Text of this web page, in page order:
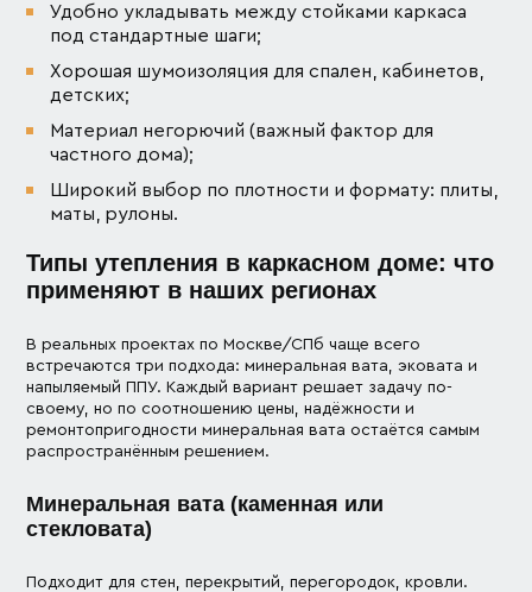
Удобно укладывать между стойками каркаса
под стандартные шаги;
Хорошая шумоизоляция для спален, кабинетов,
детских;
Материал негорючий (важный фактор для
частного дома);
Широкий выбор по плотности и формату: плиты,
маты, рулоны.
Типы утепления в каркасном доме: что
применяют в наших регионах
В реальных проектах по Москве/СПб чаще всего
встречаются три подхода: минеральная вата, эковата и
напыляемый ППУ. Каждый вариант решает задачу по-
своему, но по соотношению цены, надёжности и
ремонтопригодности минеральная вата остаётся самым
распространённым решением.
Минеральная вата (каменная или
стекловата)
Подходит для стен, перекрытий, перегородок, кровли.